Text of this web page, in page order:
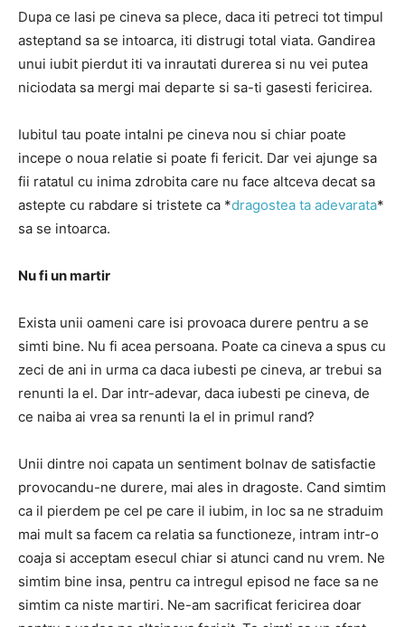
Dupa ce lasi pe cineva sa plece, daca iti petreci tot timpul
asteptand sa se intoarca, iti distrugi total viata. Gandirea
unui iubit pierdut iti va inrautati durerea si nu vei putea
niciodata sa mergi mai departe si sa-ti gasesti fericirea.
Iubitul tau poate intalni pe cineva nou si chiar poate
incepe o noua relatie si poate fi fericit. Dar vei ajunge sa
fii ratatul cu inima zdrobita care nu face altceva decat sa
astepte cu rabdare si tristete ca *dragostea ta adevarata*
sa se intoarca.
Nu fi un martir
Exista unii oameni care isi provoaca durere pentru a se
simti bine. Nu fi acea persoana. Poate ca cineva a spus cu
zeci de ani in urma ca daca iubesti pe cineva, ar trebui sa
renunti la el. Dar intr-adevar, daca iubesti pe cineva, de
ce naiba ai vrea sa renunti la el in primul rand?
Unii dintre noi capata un sentiment bolnav de satisfactie
provocandu-ne durere, mai ales in dragoste. Cand simtim
ca il pierdem pe cel pe care il iubim, in loc sa ne straduim
mai mult sa facem ca relatia sa functioneze, intram intr-o
coaja si acceptam esecul chiar si atunci cand nu vrem. Ne
simtim bine insa, pentru ca intregul episod ne face sa ne
simtim ca niste martiri. Ne-am sacrificat fericirea doar